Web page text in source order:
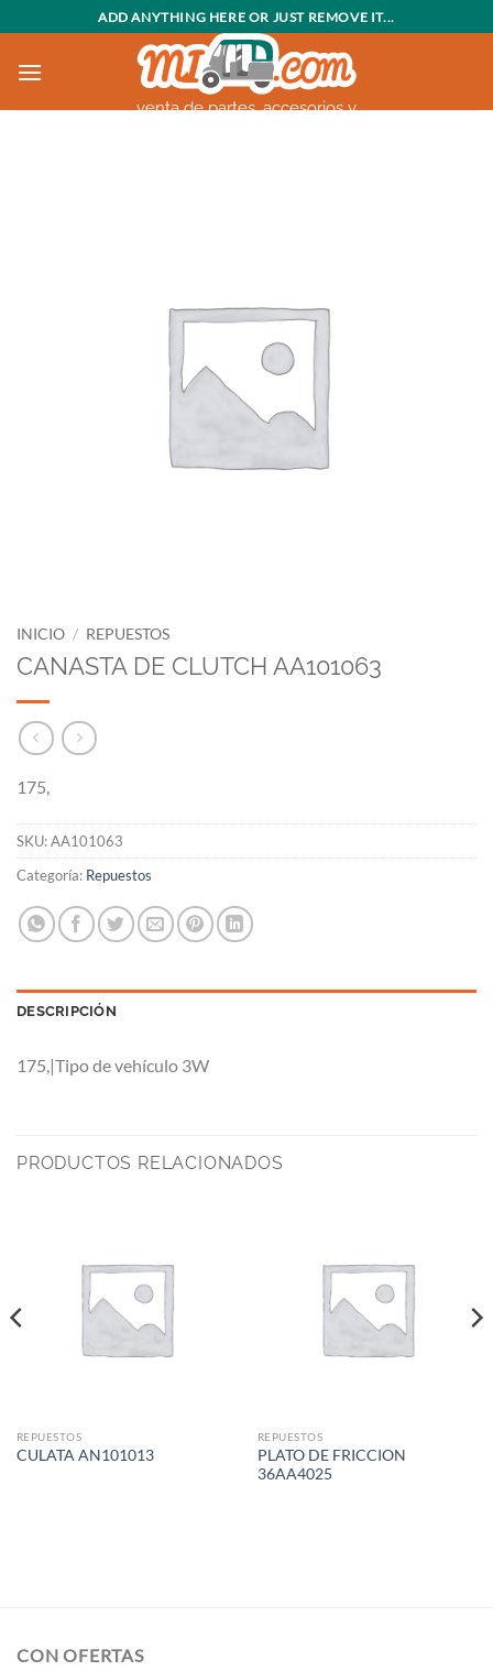
al
contenido
ADD ANYTHING HERE OR JUST REMOVE IT...
venta de partes, accesorios y
INICIO / REPUESTOS
CANASTA DE CLUTCH AA101063
175,
SKU:AA101063
Categoría: Repuestos
DESCRIPCIÓN
175,|Tipo de vehículo 3W
PRODUCTOS RELACIONADOS
REPUESTOS
CULATA AN101013
REPUESTOS
PLATO DE FRICCION
36AA4025
CON OFERTAS